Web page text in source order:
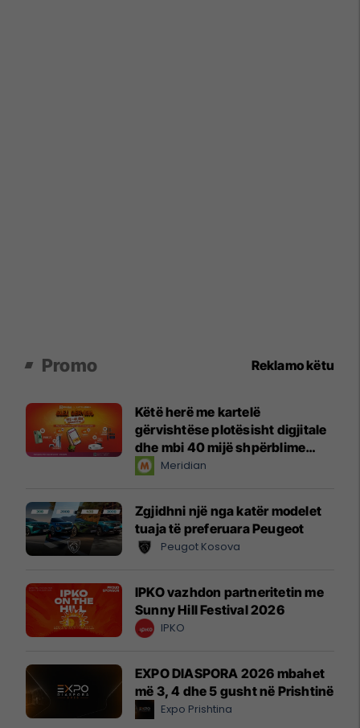
Promo Reklamo këtu
Këtë herë me kartelë
gërvishtëse plotësisht digjitale
dhe mbi 40 mijë shpërblime
instant!Meridian
Zgjidhni një nga katër modelet
tuaja të preferuara Peugeot
Peugot Kosova
IPKO vazhdon partneritetin me
Sunny Hill Festival 2026
IPKO
EXPO DIASPORA 2026 mbahet
më 3, 4 dhe 5 gusht në Prishtinë
Expo Prishtina